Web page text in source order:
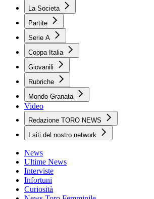
La Societa
Partite
Serie A
Coppa Italia
Giovanili
Rubriche
Mondo Granata
Video
Redazione TORO NEWS
I siti del nostro network
News
Ultime News
Interviste
Infortuni
Curiosità